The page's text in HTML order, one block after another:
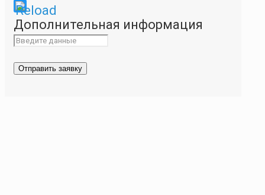
Please
enter
characters
Дополнительная информация